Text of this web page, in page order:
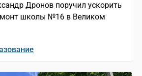
Дронов поручил ускорить
школы №16 в Великом